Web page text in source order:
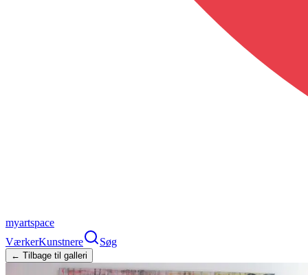
myartspace
VærkerKunstnere Søg
← Tilbage til galleri